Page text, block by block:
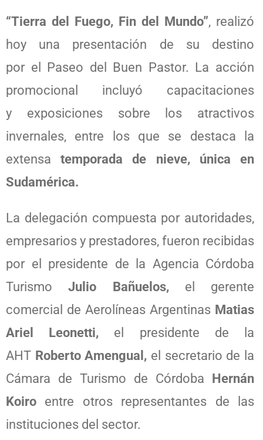
“Tierra del Fuego, Fin del Mundo”, realizó
hoy una presentación de su destino
por el Paseo del Buen Pastor. La acción
promocional incluyó capacitaciones
y exposiciones sobre los atractivos
invernales, entre los que se destaca la
extensatemporada de nieve, única en
Sudamérica.
La delegación compuesta por autoridades,
empresarios y prestadores, fueron recibidas
por el presidente de la Agencia Córdoba
TurismoJulio Bañuelos, el gerente
comercial de Aerolíneas Argentinas Matias
Ariel Leonetti, el presidente de la
AHT Roberto Amengual, el secretario de la
Cámara de Turismo de Córdoba Hernán
Koiro entre otros representantes de las
instituciones del sector.